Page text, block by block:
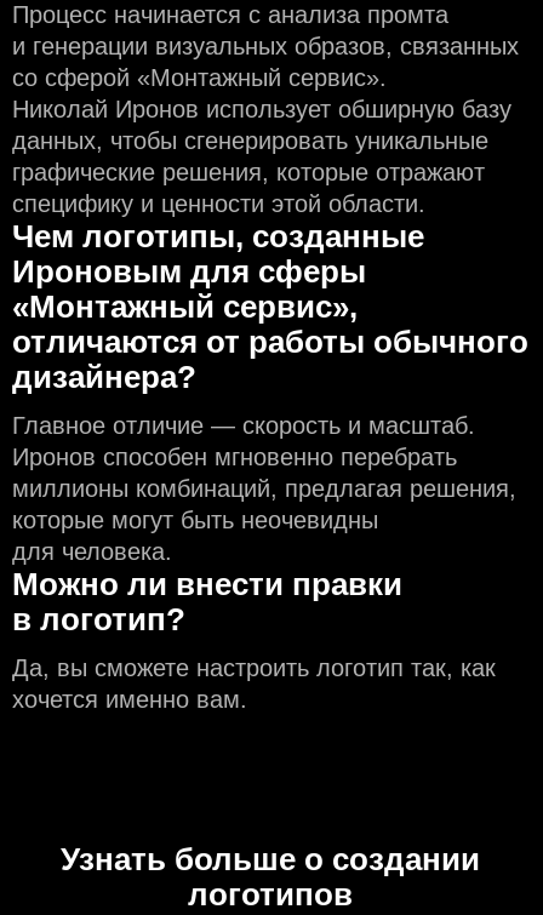
Процесс начинается с анализа промта
и генерации визуальных образов, связанных
со сферой «Монтажный сервис».
Николай Иронов использует обширную базу
данных, чтобы сгенерировать уникальные
графические решения, которые отражают
специфику и ценности этой области.
Чем логотипы, созданные
Ироновым для сферы
«Монтажный сервис»,
отличаются от работы обычного
дизайнера?
Главное отличие — скорость и масштаб.
Иронов способен мгновенно перебрать
миллионы комбинаций, предлагая решения,
которые могут быть неочевидны
для человека.
Можно ли внести правки
в логотип?
Да, вы сможете настроить логотип так, как
хочется именно вам.
Узнать больше о создании
логотипов